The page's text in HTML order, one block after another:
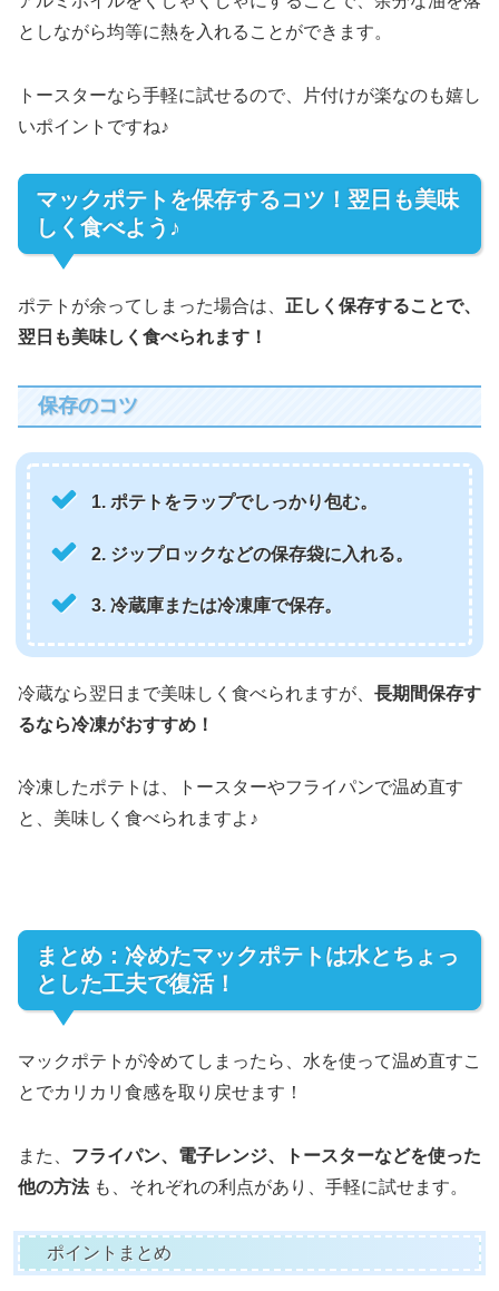
としながら均等に熱を入れることができます。
トースターなら手軽に試せるので、片付けが楽なのも嬉し
いポイントですね♪
マックポテトを保存するコツ！翌日も美味
しく食べよう♪
ポテトが余ってしまった場合は、 正しく保存することで、
翌日も美味しく食べられます！
保存のコツ
1. ポテトをラップでしっかり包む。
2. ジップロックなどの保存袋に入れる。
3. 冷蔵庫または冷凍庫で保存。
冷蔵なら翌日まで美味しく食べられますが、 長期間保存す
るなら冷凍がおすすめ！
冷凍したポテトは、トースターやフライパンで温め直す
と、美味しく食べられますよ♪
まとめ：冷めたマックポテトは水とちょっ
とした工夫で復活！
マックポテトが冷めてしまったら、水を使って温め直すこ
とでカリカリ食感を取り戻せます！
また、 フライパン、電子レンジ、トースターなどを使った
他の方法も、それぞれの利点があり、手軽に試せます。
ポイントまとめ